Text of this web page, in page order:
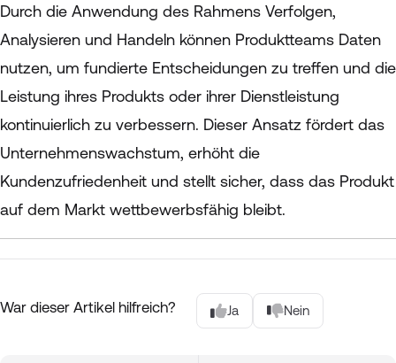
Durch die Anwendung des Rahmens Verfolgen,
Analysieren und Handeln können Produktteams Daten
nutzen, um fundierte Entscheidungen zu treffen und die
Leistung ihres Produkts oder ihrer Dienstleistung
kontinuierlich zu verbessern. Dieser Ansatz fördert das
Unternehmenswachstum, erhöht die
Kundenzufriedenheit und stellt sicher, dass das Produkt
auf dem Markt wettbewerbsfähig bleibt.
War dieser Artikel hilfreich? Ja Nein